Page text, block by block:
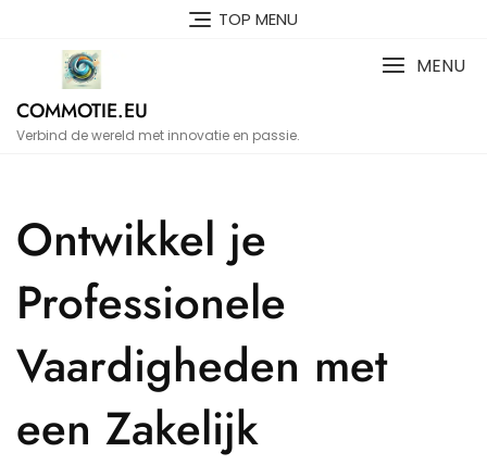
TOP MENU
COMMOTIE.EU
Verbind de wereld met innovatie en passie.
MENU
Ontwikkel je
Professionele
Vaardigheden met
een Zakelijk